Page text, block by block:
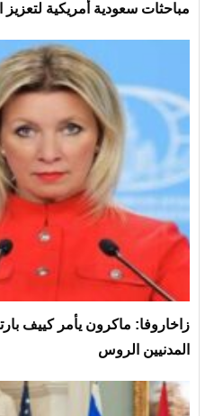
مباحثات سعودية أمريكية
زاخاروفا: ماكرون يأمر كييف
المدنيين الروس